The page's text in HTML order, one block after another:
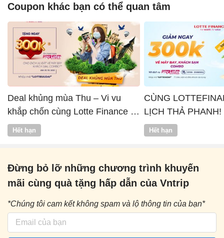
Coupon khác bạn có thể quan tâm
Deal khủng mùa Thu – Vi vu
khắp chốn cùng Lotte Finance x
Vntrip
Hết hạn
CÙNG
LỊCH THẢ PHANH!
Hết hạn
Đừng bỏ lỡ những chương trình khuyến
mãi cùng quà tặng hấp dẫn của Vntrip
*Chúng tôi cam kết không spam và lộ thông tin của bạn*